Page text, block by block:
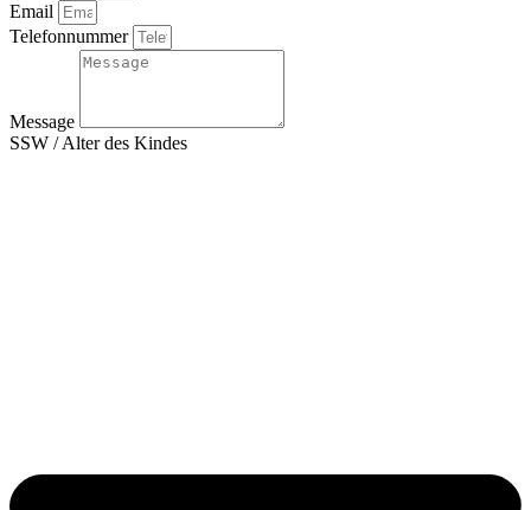
Email
Telefonnummer
Message
SSW / Alter des Kindes